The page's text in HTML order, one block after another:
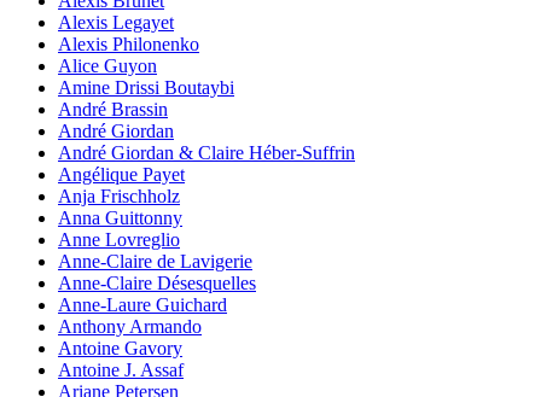
Alexis Legayet
Alexis Philonenko
Alice Guyon
Amine Drissi Boutaybi
André Brassin
André Giordan
André Giordan & Claire Héber-Suffrin
Angélique Payet
Anja Frischholz
Anna Guittonny
Anne Lovreglio
Anne-Claire de Lavigerie
Anne-Claire Désesquelles
Anne-Laure Guichard
Anthony Armando
Antoine Gavory
Antoine J. Assaf
Ariane Petersen